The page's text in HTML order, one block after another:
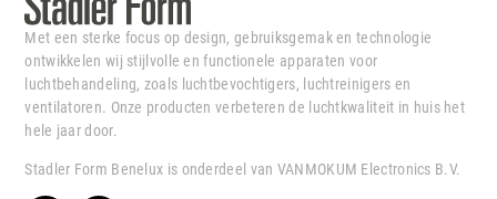
Met een sterke focus op design, gebruiksgemak en technologie
ontwikkelen wij stijlvolle en functionele apparaten voor
luchtbehandeling, zoals luchtbevochtigers, luchtreinigers en
ventilatoren. Onze producten verbeteren de luchtkwaliteit in huis het
hele jaar door.
Stadler Form Benelux is onderdeel van VANMOKUM Electronics B.V.